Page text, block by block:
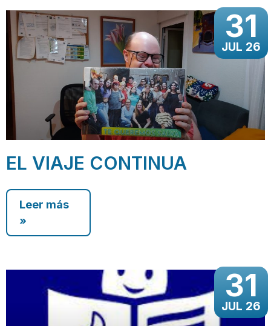
31
JUL 26
EL VIAJE CONTINUA
Leer más
»
31
JUL 26